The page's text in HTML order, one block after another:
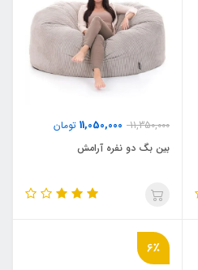
11,350,000
11,050,000 تومان
بین بگ دو نفره آرامش
6٪